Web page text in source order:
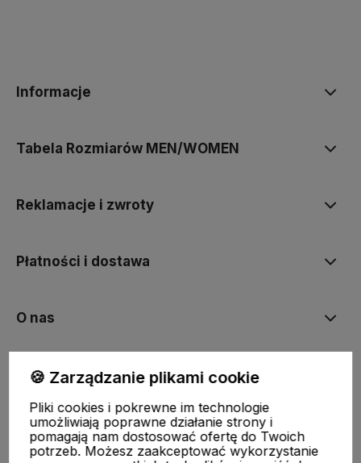
Informacje
Tabela Rozmiarów MEN/WOMEN
Reklamacje i zwroty
Płatności i dostawa
O nas
Moje konto
Ciekawostki
🍪 Zarządzanie plikami cookie
Pliki cookies i pokrewne im technologie
umożliwiają poprawne działanie strony i
pomagają nam dostosować ofertę do Twoich
potrzeb. Możesz zaakceptować wykorzystanie